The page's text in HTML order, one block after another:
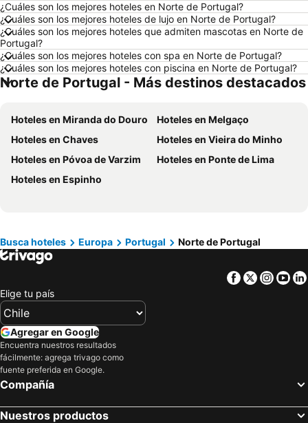
Hoteles en Valdivia
Hoteles en San Andrés
Hoteles en Búzios
Hoteles en Chillán
Hoteles en Arica
Hoteles en Tacna
Hoteles en Aruba
Hoteles en Curazao
Hoteles en Chiloé
Hoteles en Isla de Pascua
¿Cuáles son los mejores hoteles en Norte de Portugal?
¿Cuáles son los mejores hoteles de lujo en Norte de Portugal?
¿Cuáles son los mejores hoteles que admiten mascotas en Norte de
Portugal?
¿Cuáles son los mejores hoteles con spa en Norte de Portugal?
¿Cuáles son los mejores hoteles con piscina en Norte de Portugal?
Norte de Portugal - Más destinos destacados
Hoteles en Miranda do Douro
Hoteles en Melgaço
Hoteles en Chaves
Hoteles en Vieira do Minho
Hoteles en Póvoa de Varzim
Hoteles en Ponte de Lima
Hoteles en Espinho
Busca hoteles Europa Portugal Norte de Portugal
Facebook
Twitter
Elige tu país
Agregar en Google
Encuentra nuestros resultados
fácilmente: agrega trivago como
fuente preferida en Google.
Compañía
Nuestros productos